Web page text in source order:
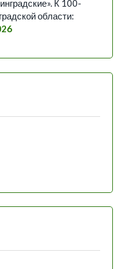
К 100-
области: